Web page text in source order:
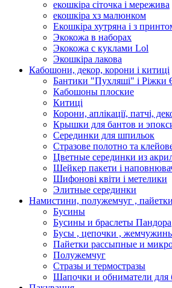
екошкіра сіточка і мережива
екошкіра хз малюнком
Екошкіра хутряна і з
Экокожа в наборах
Экокожа с куклами Lol
Экошкiра лакова
Кабошони, декор, корони і китиці
Бантики "Пухляші" і Ріжки
Кабошоны плоские
Китиці
Корони, аплікації, патчі,
Крышки для бантов и
Серединки для шпильок
Стразове полотно та
Цветные серединки из
Шейкер пакети і
Шифонові квіти і метелики
Элитные серединки
Намистини, полужемчуг , пайетки
Бусины
Бусины и браслеты Пандора
Бусы , цепочки ,
Пайетки рассыпные и
Полужемчуг
Стразы и термостразы
Шапочки и обниматели для